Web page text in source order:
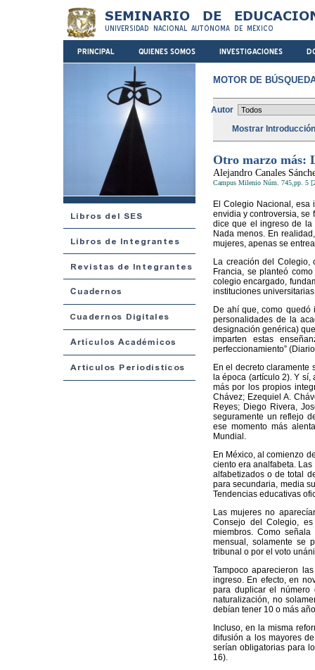
MOTOR DE
Autor
Mostrar
Otro marzo más:
Alejandro Canales
Campus Milenio Núm. 745,pp. 5
El Colegio Nacional, esa
envidia y controversia, se
dice que el ingreso de la
Nada menos. En
mujeres, apenas se
La creación del
Francia, se planteó
colegio encargado,
instituciones
De ahí que, como
personalidades de la
designación genérica)
imparten estas
perfeccionamiento”
En el decreto claramente
la época (artículo 2). Y
más por los propios
Chávez; Ezequiel A.
Reyes; Diego Rivera,
seguramente un reflejo
ese momento más
Mundial.
En México, al comienzo
ciento era analfabeta.
alfabetizados o de total
para secundaria, media
Tendencias educativas
Las mujeres no
Consejo del Colegio,
miembros. Como
mensual, solamente se
tribunal o por el voto
Tampoco aparecieron
ingreso. En efecto, en
para duplicar el número
naturalización, no
debían tener 10 o más
Incluso, en la misma
difusión a los mayores
serían obligatorias para
16).